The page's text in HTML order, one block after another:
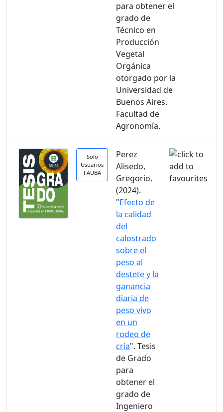
para obtener el
grado de
Técnico en
Producción
Vegetal
Orgánica
otorgado por la
Universidad de
Buenos Aires.
Facultad de
Agronomía.
Solo
Usuarios
FAUBA
Perez
Alisedo,
Gregorio.
(2024).
"Efecto de
la calidad
del
calostrado
sobre el
peso al
destete y la
ganancia
diaria de
peso vivo
en un
rodeo de
cría". Tesis
de Grado
para
obtener el
grado de
Ingeniero